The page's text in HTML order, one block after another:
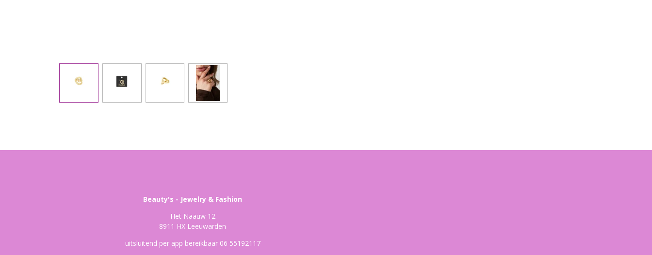
Beauty's - Jewelry & Fashion
Het Naauw 12
8911 HX Leeuwarden
uitsluitend per app bereikbaar 06 55192117